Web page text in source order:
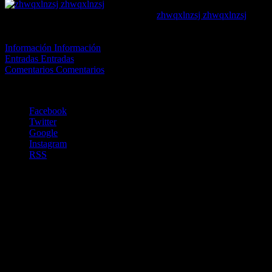
zhwqxlnzsj zhwqxlnzsj
Información Información
Entradas Entradas
Comentarios Comentarios
Facebook
Twitter
Google
Instagram
RSS